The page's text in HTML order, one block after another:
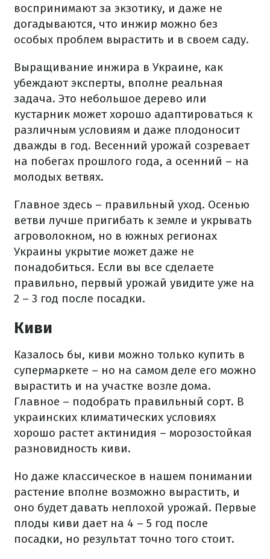
воспринимают за экзотику, и даже не
догадываются, что инжир можно без
особых проблем вырастить и в своем саду.
Выращивание инжира в Украине, как
убеждают эксперты, вполне реальная
задача. Это небольшое дерево или
кустарник может хорошо адаптироваться к
различным условиям и даже плодоносит
дважды в год. Весенний урожай созревает
на побегах прошлого года, а осенний – на
молодых ветвях.
Главное здесь – правильный уход. Осенью
ветви лучше пригибать к земле и укрывать
агроволокном, но в южных регионах
Украины укрытие может даже не
понадобиться. Если вы все сделаете
правильно, первый урожай увидите уже на
2 – 3 год после посадки.
Киви
Казалось бы, киви можно только купить в
супермаркете – но на самом деле его можно
вырастить и на участке возле дома.
Главное – подобрать правильный сорт. В
украинских климатических условиях
хорошо растет актинидия – морозостойкая
разновидность киви.
Но даже классическое в нашем понимании
растение вполне возможно вырастить, и
оно будет давать неплохой урожай. Первые
плоды киви дает на 4 – 5 год после
посадки, но результат точно того стоит.